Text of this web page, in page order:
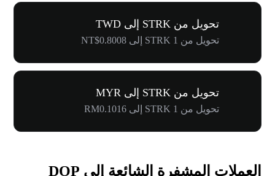
تحويل من STRK إلى TWD
تحويل من 1 STRK إلى NT$0.8008
تحويل من STRK إلى MYR
تحويل من 1 STRK إلى RM0.1016
العملات المشفرة الشائعة إلى DOP